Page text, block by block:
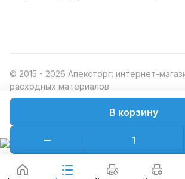
В корзину
© 2015 - 2026 Апексторг: интернет-
расходных материалов